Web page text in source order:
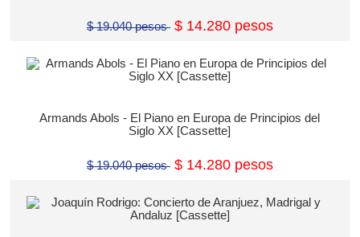
$ 19.040 pesos $ 14.280 pesos
Armands Abols - El Piano en Europa de Principios del
Siglo XX [Cassette]
$ 19.040 pesos $ 14.280 pesos